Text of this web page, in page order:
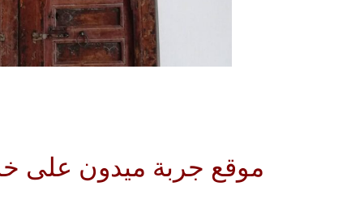
موقع جربة ميدون على